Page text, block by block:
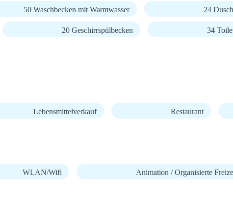
50 Waschbecken mit Warmwasser 24
20 Geschirrspülbecken 34
Lebensmittelverkauf Restaurant
WLAN/Wifi Animation / Organisierte